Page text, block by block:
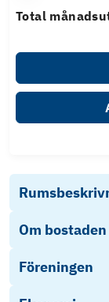
Total
Om bostaden
Föreningen